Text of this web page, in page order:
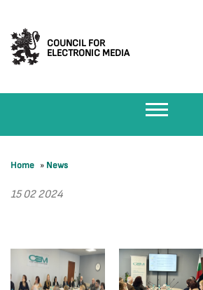
COUNCIL FOR
ELECTRONIC MEDIA
Home » News
15 02 2024